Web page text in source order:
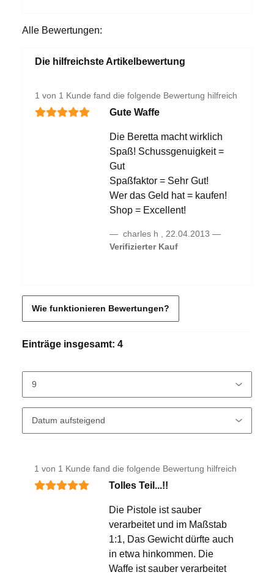
Alle Bewertungen:
Die hilfreichste Artikelbewertung
1 von 1 Kunde fand die folgende Bewertung hilfreich
Gute Waffe
Die Beretta macht wirklich
Spaß! Schussgenuigkeit =
Gut
Spaßfaktor = Sehr Gut!
Wer das Geld hat = kaufen!
Shop = Excellent!
charles h , 22.04.2013
Verifizierter Kauf
Wie funktionieren Bewertungen?
Einträge insgesamt: 4
1 von 1 Kunde fand die folgende Bewertung hilfreich
Tolles Teil...!!
Die Pistole ist sauber
verarbeitet und im Maßstab
1:1, Das Gewicht dürfte auch
in etwa hinkommen. Die
Waffe ist sauber verarbeitet